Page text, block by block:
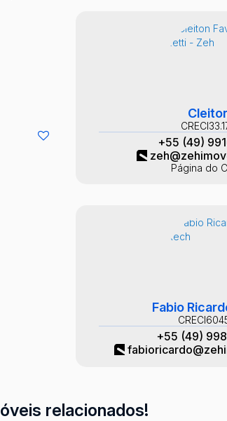
CRECI
+55 (49)
Página do
Fabio
CRECI
+55 (49)
relacionados!